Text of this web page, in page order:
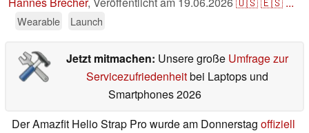
Wearable Launch
Jetzt mitmachen: Unsere große Umfrage zur
Servicezufriedenheitbei Laptops und
Smartphones 2026
Der Amazfit Helio Strap Pro wurde am Donnerstag offiziell